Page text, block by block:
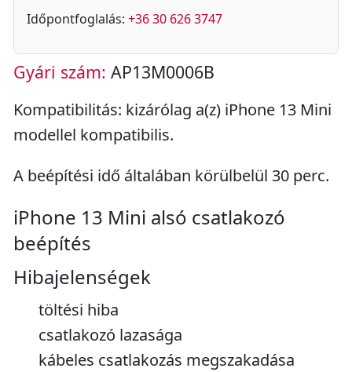
Időpontfoglalás: +36 30 626 3747
Gyári szám: AP13M0006B
Kompatibilitás: kizárólag a(z) iPhone 13 Mini
modellel kompatibilis.
A beépítési idő általában körülbelül 30 perc.
iPhone 13 Mini alsó csatlakozó
beépítés
Hibajelenségek
töltési hiba
csatlakozó lazasága
kábeles csatlakozás megszakadása